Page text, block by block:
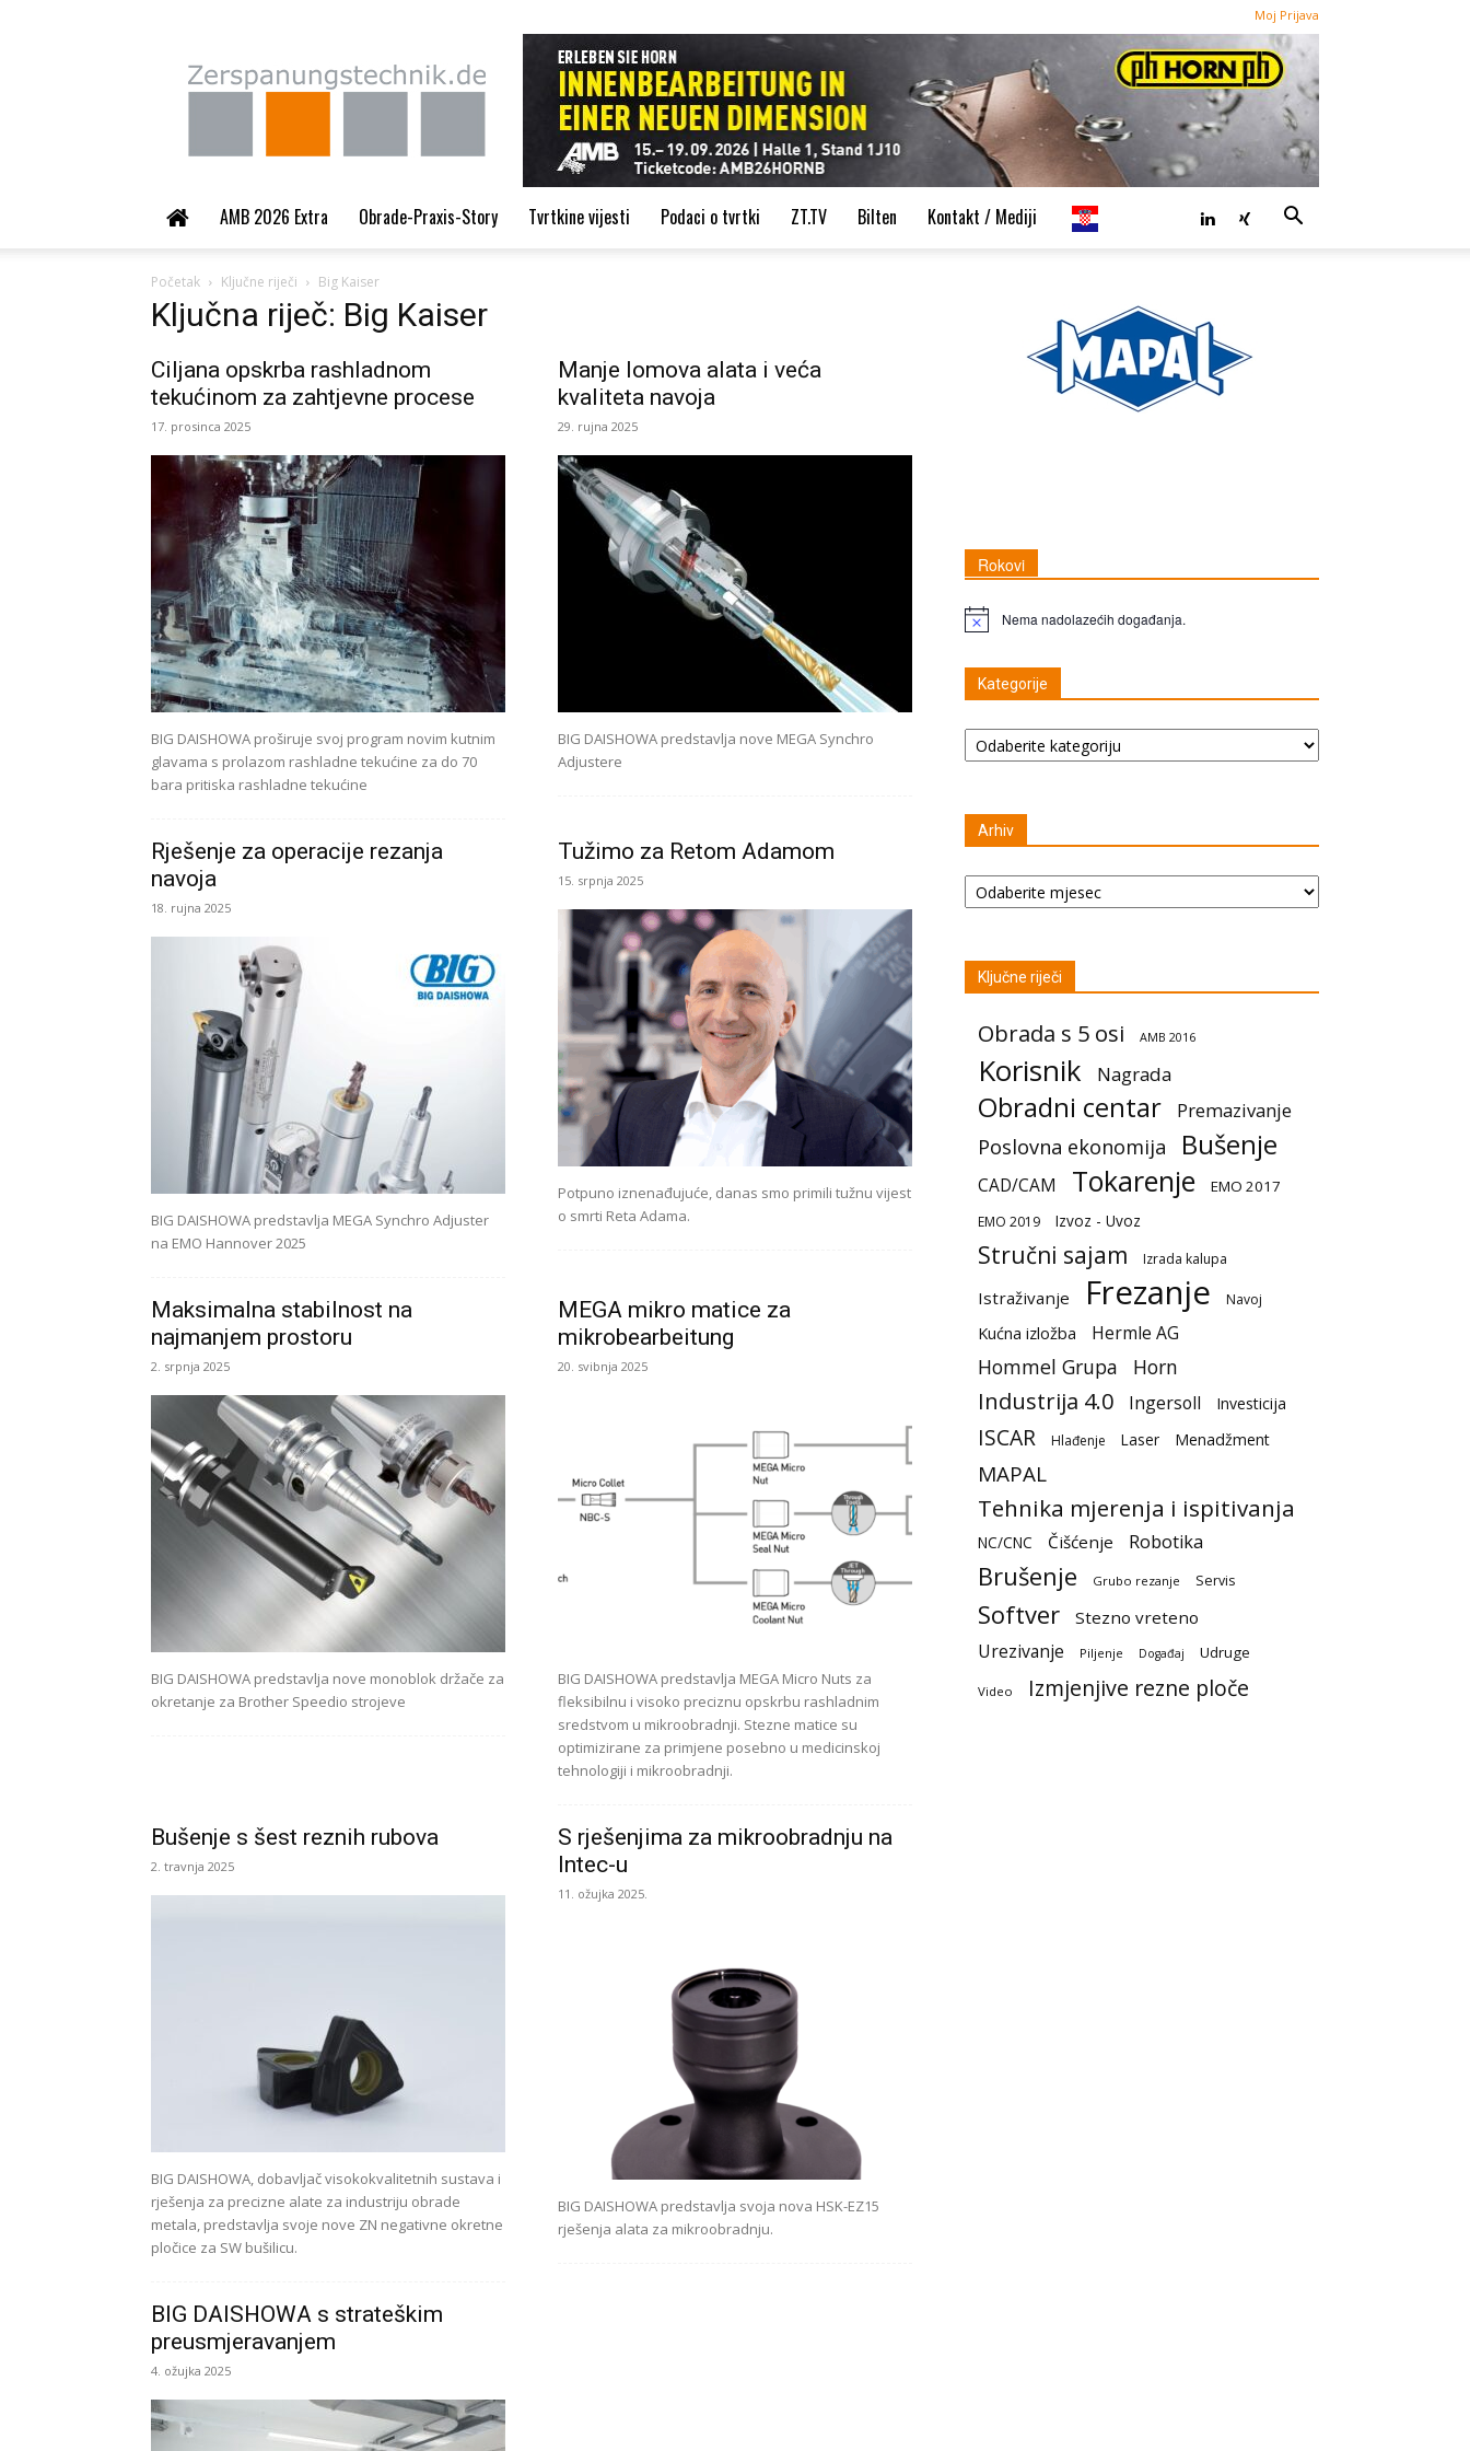
Moj Prijava
Zerspanungstechnik.de
AMB 2026 Extra Obrade-Praxis-Story Tvrtkine vijesti Podaci o tvrtki ZT.TV Bilten Kontakt / Mediji
Početak Ključne riječi Big Kaiser
Ključna riječ: Big Kaiser
Ciljana opskrba rashladnom
tekućinom za zahtjevne procese
17. prosinca 2025
BIG DAISHOWA proširuje svoj program novim kutnim
glavama s prolazom rashladne tekućine za do 70
bara pritiska rashladne tekućine
Manje lomova alata i veća
kvaliteta navoja
29. rujna 2025
BIG DAISHOWA predstavlja nove MEGA Synchro
Adjustere
Rješenje za operacije rezanja
navoja
18. rujna 2025
BIG DAISHOWA predstavlja MEGA Synchro Adjuster
na EMO Hannover 2025
Tužimo za Retom Adamom
15. srpnja 2025
Potpuno iznenađujuće, danas smo primili tužnu vijest
o smrti Reta Adama.
Maksimalna stabilnost na
najmanjem prostoru
2. srpnja 2025
BIG DAISHOWA predstavlja nove monoblok držače za
okretanje za Brother Speedio strojeve
MEGA mikro matice za
mikrobearbeitung
20. svibnja 2025
BIG DAISHOWA predstavlja MEGA Micro Nuts za
fleksibilnu i visoko preciznu opskrbu rashladnim
sredstvom u mikroobradnji. Stezne matice su
optimizirane za primjene posebno u medicinskoj
tehnologiji i mikroobradnji.
Bušenje s šest reznih rubova
2. travnja 2025
BIG DAISHOWA, dobavljač visokokvalitetnih sustava i
rješenja za precizne alate za industriju obrade
metala, predstavlja svoje nove ZN negativne okretne
pločice za SW bušilicu.
S rješenjima za mikroobradnju na
Intec-u
11. ožujka 2025.
BIG DAISHOWA predstavlja svoja nova HSK-EZ15
rješenja alata za mikroobradnju.
BIG DAISHOWA s strateškim
preusmjeravanjem
4. ožujka 2025
Rokovi
NapomenaNema nadolazećih događanja.
Kategorije
Kategorije
Arhiv
Arhiv
Ključne riječi
Obrada s 5 osi AMB 2016
Korisnik Nagrada
Obradni centar Premazivanje
Poslovna ekonomija Bušenje
CAD/CAM Tokarenje EMO 2017
EMO 2019 Izvoz - Uvoz
Stručni sajam Izrada kalupa
Istraživanje Frezanje Navoj
Kućna izložba Hermle AG
Hommel Grupa Horn
Industrija 4.0 Ingersoll Investicija
ISCAR Hlađenje Laser Menadžment
MAPAL
Tehnika mjerenja i ispitivanja
NC/CNC Čišćenje Robotika
Brušenje Grubo rezanje Servis
Softver Stezno vreteno
Urezivanje Piljenje Događaj Udruge
Video Izmjenjive rezne ploče